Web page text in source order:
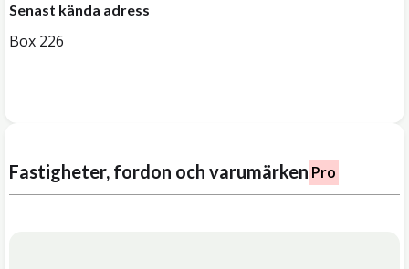
Senast kända adress
Box 226
Fastigheter, fordon och varumärken Pro